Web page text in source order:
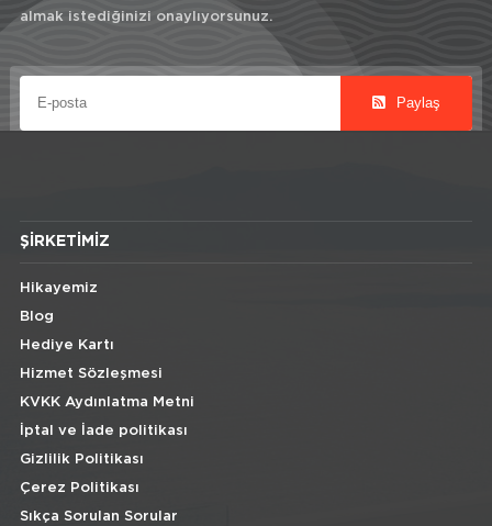
almak istediğinizi onaylıyorsunuz.
Paylaş
ŞIRKETIMIZ
Hikayemiz
Blog
Hediye Kartı
Hizmet Sözleşmesi
KVKK Aydınlatma Metni
İptal ve İade politikası
Gizlilik Politikası
Çerez Politikası
Sıkça Sorulan Sorular